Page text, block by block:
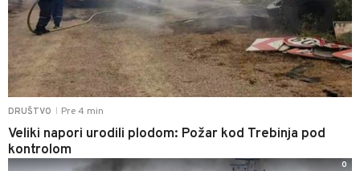
DRUŠTVO Pre 4 min
Veliki napori urodili plodom: Požar kod Trebinja pod
kontrolom
0